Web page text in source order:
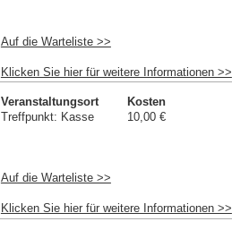
Auf die Warteliste >>
Klicken Sie hier für weitere Informationen >>
Veranstaltungsort
Treffpunkt: Kasse
Kosten
10,00 €
Auf die Warteliste >>
Klicken Sie hier für weitere Informationen >>